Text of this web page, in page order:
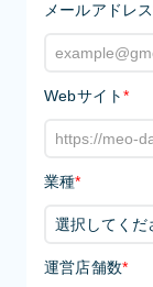
メールアドレス
Webサイト*
業種*
運営店舗数*